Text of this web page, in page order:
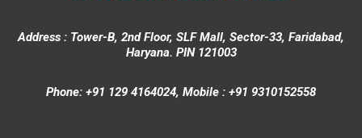
Address : Tower-B, 2nd Floor, SLF Mall, Sector-33, Faridabad,
Haryana. PIN 121003
Phone: +91 129 4164024, Mobile : +91 9310152558